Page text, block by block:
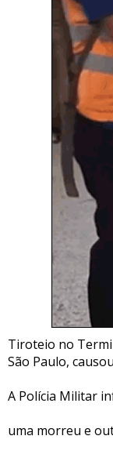
Tiroteio no
São Paulo,
A Polícia Militar
uma morreu e